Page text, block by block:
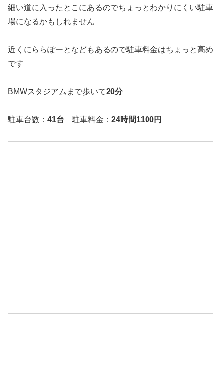
細い道に入ったとこにあるのでちょっとわかりにくい駐車
場になるかもしれません
近くにららぽーとなどもあるので駐車料金はちょっと高め
です
BMWスタジアムまで歩いて20分
駐車台数： 41台 駐車料金： 24時間1100円